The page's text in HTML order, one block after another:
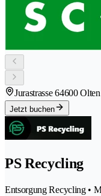
Jurastrasse 64600 Olten
Jetzt buchen
PS Recycling
Entsorgung Recycling •